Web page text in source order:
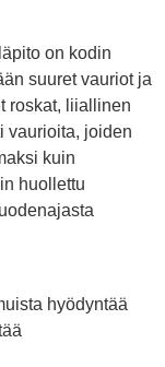
on kodin
suuret vauriot ja
roskat, liiallinen
vaurioita, joiden
kuin
huollettu
hyödyntää